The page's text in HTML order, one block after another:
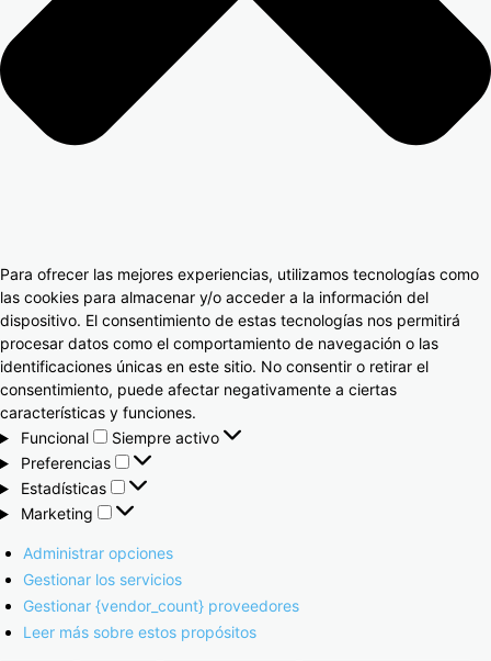
Para ofrecer las mejores experiencias, utilizamos tecnologías como
las cookies para almacenar y/o acceder a la información del
dispositivo. El consentimiento de estas tecnologías nos permitirá
procesar datos como el comportamiento de navegación o las
identificaciones únicas en este sitio. No consentir o retirar el
consentimiento, puede afectar negativamente a ciertas
características y funciones.
Funcional
Siempre activo
Preferencias
Estadísticas
Marketing
Administrar opciones
Gestionar los servicios
Gestionar {vendor_count} proveedores
Leer más sobre estos propósitos